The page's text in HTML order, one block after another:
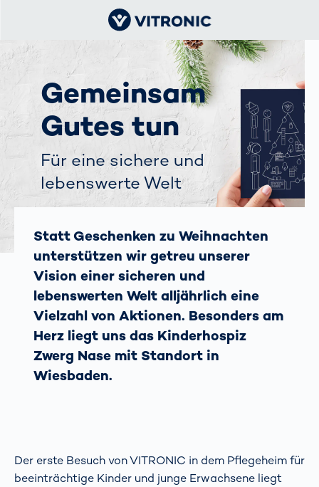
Gemeinsam
Gutes tun
Für eine sichere und
lebenswerte Welt
Statt Geschenken zu Weihnachten
unterstützen wir getreu unserer
Vision einer sicheren und
lebenswerten Welt alljährlich eine
Vielzahl von Aktionen. Besonders am
Herz liegt uns das Kinderhospiz
Zwerg Nase mit Standort in
Wiesbaden.
Der erste Besuch von VITRONIC in dem Pflegeheim für
beeinträchtige Kinder und junge Erwachsene liegt